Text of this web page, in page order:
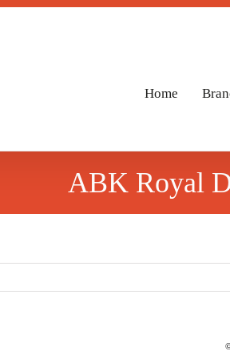
Home
ABK Royal